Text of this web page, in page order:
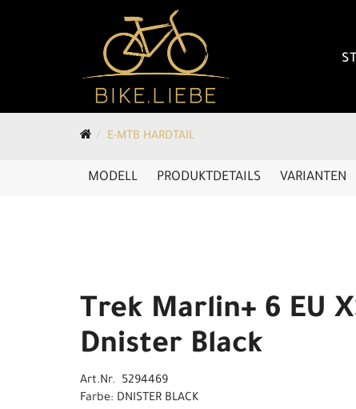
E-MTB HARDTAIL
MODELL PRODUKTDETAILS VARIANTEN
Trek Marlin+ 6 EU
Dnister Black
Art.Nr. 5294469
Farbe: DNISTER BLACK